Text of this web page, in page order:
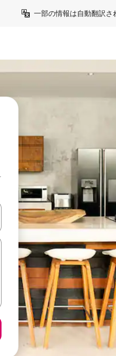
一部の情報は自動翻訳さ
するか、画面をタッチまたはス